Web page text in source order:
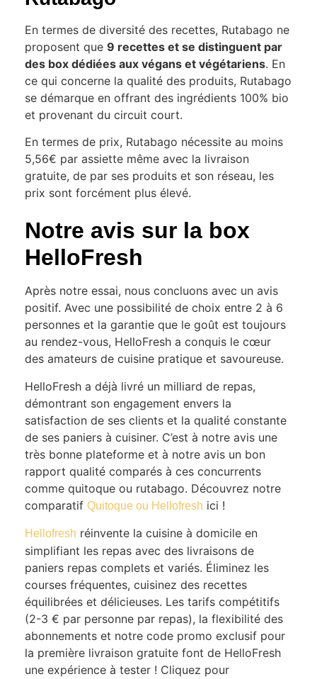
En termes de diversité des recettes, Rutabago ne
proposent que 9 recettes et se distinguent par
des box dédiées aux végans et végétariens. En
ce qui concerne la qualité des produits, Rutabago
se démarque en offrant des ingrédients 100% bio
et provenant du circuit court.
En termes de prix, Rutabago nécessite au moins
5,56€ par assiette même avec la livraison
gratuite, de par ses produits et son réseau, les
prix sont forcément plus élevé.
Notre avis sur la box
HelloFresh
Après notre essai, nous concluons avec un avis
positif. Avec une possibilité de choix entre 2 à 6
personnes et la garantie que le goût est toujours
au rendez-vous, HelloFresh a conquis le cœur
des amateurs de cuisine pratique et savoureuse.
HelloFresh a déjà livré un milliard de repas,
démontrant son engagement envers la
satisfaction de ses clients et la qualité constante
de ses paniers à cuisiner. C’est à notre avis une
très bonne plateforme et à notre avis un bon
rapport qualité comparés à ces concurrents
comme quitoque ou rutabago. Découvrez notre
comparatif Quitoque ou Hellofresh ici !
Hellofresh réinvente la cuisine à domicile en
simplifiant les repas avec des livraisons de
paniers repas complets et variés. Éliminez les
courses fréquentes, cuisinez des recettes
équilibrées et délicieuses. Les tarifs compétitifs
(2-3 € par personne par repas), la flexibilité des
abonnements et notre code promo exclusif pour
la première livraison gratuite font de HelloFresh
une expérience à tester ! Cliquez pour